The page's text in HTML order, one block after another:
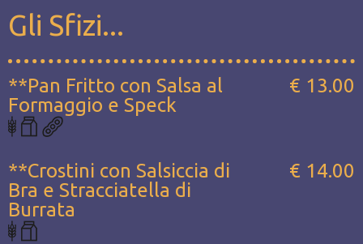
Gli Sfizi...
**Pan Fritto con Salsa al
Formaggio e Speck
€ 13.00
**Crostini con Salsiccia di
Bra e Stracciatella di
Burrata
€ 14.00